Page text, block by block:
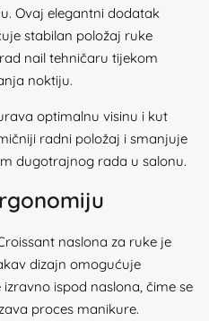
Ovaj elegantni dodatak
stabilan položaj ruke
nail tehničaru tijekom
noktiju.
optimalnu visinu i kut
radni položaj i smanjuje
dugotrajnog rada u salonu.
naslona za ruke je
dizajn omogućuje
ispod naslona, čime se
proces manikure.